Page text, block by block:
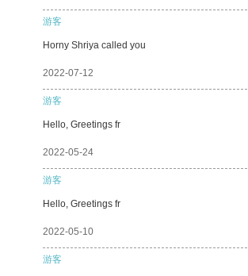
游客
Horny Shriya called you
2022-07-12
游客
Hello, Greetings fr
2022-05-24
游客
Hello, Greetings fr
2022-05-10
游客